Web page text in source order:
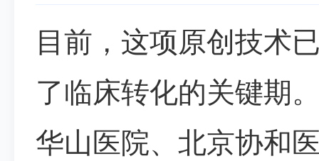
目前，这项原创技术
了临床转化的关键期
华山医院、北京协和